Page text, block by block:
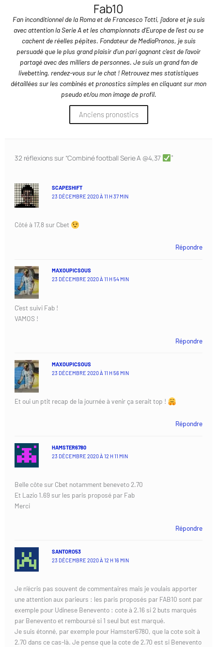
Fab10
Fan inconditionnel de la Roma et de Francesco Totti, j’adore et je suis
avec attention la Serie A et les championnats d’Europe de l’est ou se
cachent de réelles pépites. Fondateur de MediaPronos, je suis
persuadé que le plus grand plaisir d’un pari gagnant c’est de l’avoir
partagé avec des milliers de personnes. Je suis un grand fan de
livebetting, rendez-vous sur le chat ! Retrouvez mes statistiques
détaillées sur les combinés et pronostics simples en cliquant sur mon
pseudo et/ou mon image de profil.
Anciens pronostics
32 réflexions sur “Combiné football Serie A @4,37 ”
SCAPESHIFT
23 DÉCEMBRE 2020 À 11 H 37 MIN
Côté à 17,8 sur Cbet
Répondre
MAXOUPICSOUS
23 DÉCEMBRE 2020 À 11 H 54 MIN
C’est suivi Fab !
VAMOS !
Répondre
MAXOUPICSOUS
23 DÉCEMBRE 2020 À 11 H 56 MIN
Et oui un ptit recap de la journée à venir ça serait top !
Répondre
HAMSTER6780
23 DÉCEMBRE 2020 À 12 H 11 MIN
Belle côte sur Cbet notamment beneveto 2.70
Et Lazio 1.69 sur les paris proposé par Fab
Merci
Répondre
SANTORO53
23 DÉCEMBRE 2020 À 12 H 16 MIN
Je n’écris pas souvent de commentaires mais je voulais apporter
une attention aux parieurs : les paris proposés par FAB10 sont par
exemple pour Udinese Benevento : cote à 2.16 si 2 buts marqués
par Benevento et remboursé si 1 seul but est marqué.
Je suis étonné, par exemple pour Hamster6780, que la cote soit à
2.70 dans ce cas-là. Je pense que la cote de 2.70 est si Benevento